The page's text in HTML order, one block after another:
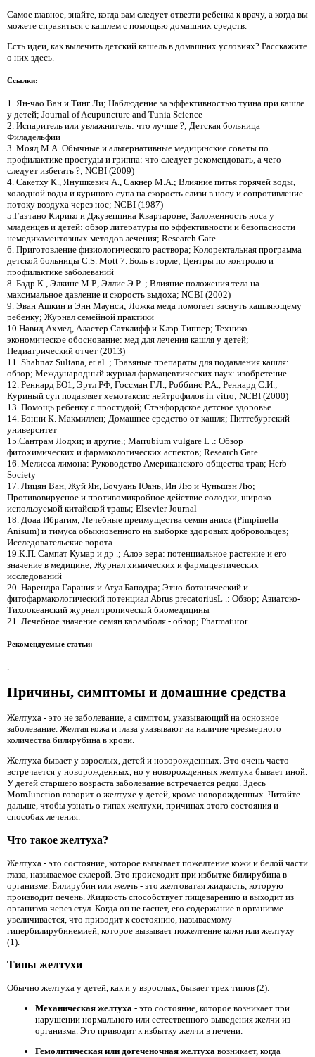
Самое главное, знайте, когда вам следует отвезти ребенка к врачу, а когда вы
можете справиться с кашлем с помощью домашних средств.
Есть идеи, как вылечить детский кашель в домашних условиях? Расскажите
о них здесь.
Ссылки:
1. Ян-чао Ван и Тинг Ли; Наблюдение за эффективностью туина при кашле
у детей; Journal of Acupuncture and Tunia Science
2. Испаритель или увлажнитель: что лучше ?; Детская больница
Филадельфии
3. Мояд М.А. Обычные и альтернативные медицинские советы по
профилактике простуды и гриппа: что следует рекомендовать, а чего
следует избегать ?; NCBI (2009)
4. Сакетху К., Янушкевич А., Сакнер М.А.; Влияние питья горячей воды,
холодной воды и куриного супа на скорость слизи в носу и сопротивление
потоку воздуха через нос; NCBI (1987)
5.Гаэтано Кирико и Джузеппина Квартароне; Заложенность носа у
младенцев и детей: обзор литературы по эффективности и безопасности
немедикаментозных методов лечения; Research Gate
6. Приготовление физиологического раствора; Колоректальная программа
детской больницы C.S. Mott 7. Боль в горле; Центры по контролю и
профилактике заболеваний
8. Бадр К., Элкинс М.Р., Эллис Э.Р .; Влияние положения тела на
максимальное давление и скорость выдоха; NCBI (2002)
9. Эван Ашкин и Энн Маунси; Ложка меда помогает заснуть кашляющему
ребенку; Журнал семейной практики
10.Навид Ахмед, Аластер Сатклифф и Клэр Типпер; Технико-
экономическое обоснование: мед для лечения кашля у детей;
Педиатрический отчет (2013)
11. Shahnaz Sultana, et al .; Травяные препараты для подавления кашля:
обзор; Международный журнал фармацевтических наук: изобретение
12. Реннард БО1, Эртл РФ, Госсман Г.Л., Роббинс Р.А., Реннард С.И.;
Куриный суп подавляет хемотаксис нейтрофилов in vitro; NCBI (2000)
13. Помощь ребенку с простудой; Стэнфордское детское здоровье
14. Бонни К. Макмиллен; Домашнее средство от кашля; Питтсбургский
университет
15.Сантрам Лодхи; и другие.; Marrubium vulgare L .: Обзор
фитохимических и фармакологических аспектов; Research Gate
16. Мелисса лимона: Руководство Американского общества трав; Herb
Society
17. Лицян Ван, Жуй Ян, Бочуань Юань, Ин Лю и Чуньшэн Лю;
Противовирусное и противомикробное действие солодки, широко
используемой китайской травы; Elsevier Journal
18. Доаа Ибрагим; Лечебные преимущества семян аниса (Pimpinella
Anisum) и тимуса обыкновенного на выборке здоровых добровольцев;
Исследовательские ворота
19.К.П. Сампат Кумар и др .; Алоэ вера: потенциальное растение и его
значение в медицине; Журнал химических и фармацевтических
исследований
20. Нарендра Гарания и Атул Баподра; Этно-ботанический и
фитофармакологический потенциал Abrus precatoriusL .: Обзор; Азиатско-
Тихоокеанский журнал тропической биомедицины
21. Лечебное значение семян карамболя - обзор; Pharmatutor
Рекомендуемые статьи:
Причины, симптомы и домашние средства
Желтуха - это не заболевание, а симптом, указывающий на основное
заболевание. Желтая кожа и глаза указывают на наличие чрезмерного
количества билирубина в крови.
Желтуха бывает у взрослых, детей и новорожденных. Это очень часто
встречается у новорожденных, но у новорожденных желтуха бывает иной.
У детей старшего возраста заболевание встречается редко. Здесь
MomJunction говорит о желтухе у детей, кроме новорожденных. Читайте
дальше, чтобы узнать о типах желтухи, причинах этого состояния и
способах лечения.
Что такое желтуха?
Желтуха - это состояние, которое вызывает пожелтение кожи и белой части
глаза, называемое склерой. Это происходит при избытке билирубина в
организме. Билирубин или желчь - это желтоватая жидкость, которую
производит печень. Жидкость способствует пищеварению и выходит из
организма через стул. Когда он не гаснет, его содержание в организме
увеличивается, что приводит к состоянию, называемому
гипербилирубинемией, которое вызывает пожелтение кожи или желтуху
(1).
Типы желтухи
Обычно желтуха у детей, как и у взрослых, бывает трех типов (2).
Механическая желтуха - это состояние, которое возникает при
нарушении нормального или естественного выведения желчи из
организма. Это приводит к избытку желчи в печени.
Гемолитическая или догеченочная желтуха возникает, когда